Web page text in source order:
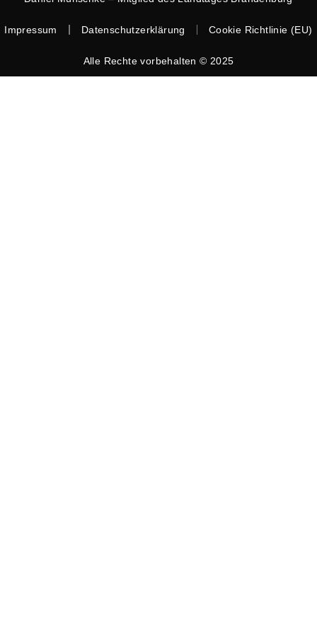
Impressum Datenschutzerklärung Cookie Richtlinie (EU)
Alle Rechte vorbehalten © 2025